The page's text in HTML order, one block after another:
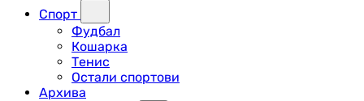
Спорт
Фудбал
Кошарка
Тенис
Остали спортови
Архива